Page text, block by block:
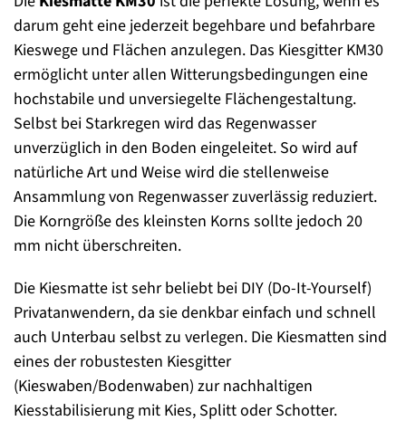
darum geht eine jederzeit begehbare und befahrbare
Kieswege und Flächen anzulegen. Das Kiesgitter KM30
ermöglicht unter allen Witterungsbedingungen eine
hochstabile und unversiegelte Flächengestaltung.
Selbst bei Starkregen wird das Regenwasser
unverzüglich in den Boden eingeleitet. So wird auf
natürliche Art und Weise wird die stellenweise
Ansammlung von Regenwasser zuverlässig reduziert.
Die Korngröße des kleinsten Korns sollte jedoch 20
mm nicht überschreiten.
Die Kiesmatte ist sehr beliebt bei DIY (Do-It-Yourself)
Privatanwendern, da sie denkbar einfach und schnell
auch Unterbau selbst zu verlegen. Die Kiesmatten sind
eines der robustesten Kiesgitter
(Kieswaben/Bodenwaben) zur nachhaltigen
Kiesstabilisierung mit Kies, Splitt oder Schotter.